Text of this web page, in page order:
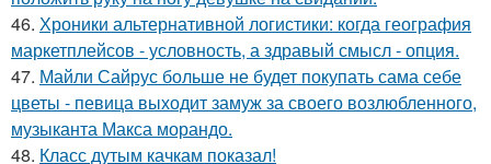
46. Хроники альтернативной логистики: когда география
маркетплейсов - условность, а здравый смысл - опция.
47. Майли Сайрус больше не будет покупать сама себе
цветы - певица выходит замуж за своего возлюбленного,
музыканта Макса морандо.
48. Класс дутым качкам показал!